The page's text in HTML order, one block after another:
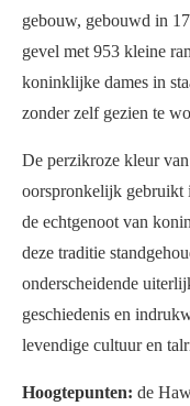
gebouw, gebouwd in
gevel met 953 kleine
koninklijke dames in
zonder zelf gezien te
De perzikroze kleur
oorspronkelijk gebruikt
de echtgenoot van
deze traditie
onderscheidende
geschiedenis en
levendige cultuur en
Hoogtepunten: de